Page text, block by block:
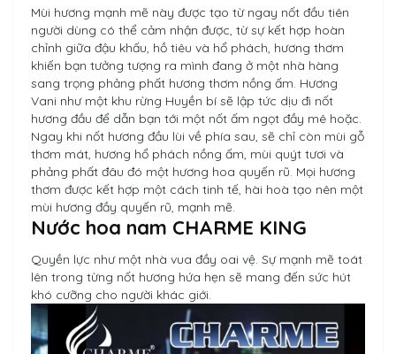
Mùi hương mạnh mẽ này được tạo từ ngay nốt đầu tiên
người dùng có thể cảm nhận được, từ sự kết hợp hoàn
chỉnh giữa đậu khấu, hồ tiêu và hổ phách, hương thơm
khiến bạn tưởng tượng ra mình đang ở một nhà hàng
sang trọng phảng phất hương thơm nồng ấm. Hương
Vani như một khu rừng Huyền bí sẽ lập tức dịu đi nốt
hương đầu để dẫn bạn tới một nốt ấm ngọt đầy mê hoặc.
Ngay khi nốt hương đầu lùi về phía sau, sẽ chỉ còn mùi gỗ
thơm mát, hương hổ phách nồng ấm, mùi quýt tươi và
phảng phất đâu đó một hương hoa quyến rũ. Mọi hương
thơm được kết hợp một cách tinh tế, hài hoà tạo nên một
mùi hương đầy quyến rũ, mạnh mẽ.
Nước hoa nam CHARME KING
Quyền lực như một nhà vua đầy oai vệ. Sự mạnh mẽ toát
lên trong từng nốt hương hứa hẹn sẽ mang đến sức hút
khó cưỡng cho người khác giới.